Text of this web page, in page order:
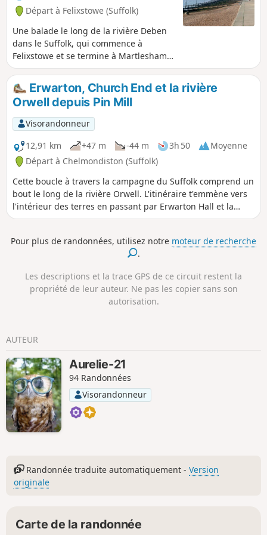
permet de visiter le Ship Inn, une
auberge du XIIIe siècle, avant de
traverser Broke Hall Woods pour
rejoindre le sentier officiel qui mène à
Ipswich.
Départ à Felixstowe (Suffolk)
Une balade le long de la rivière Deben
dans le Suffolk, qui commence à
Felixstowe et se termine à Martlesham.
Une belle balade le long de l'estuaire de
la Deben. Même si certaines parties
sont inaccessibles à cause de brèches
dans les digues, le mélange de chemins
riverains, de chemins de campagne et
de sentiers offre un mélange idéal de
paysages qui fascinera tous les
promeneurs. Le pub May Bush est
l'endroit parfait pour faire une pause et
se rafraîchir, avec son emplacement
imbattable au bord de la rivière.
Erwarton, Church End et la rivière
Orwell depuis Pin Mill
Visorandonneur
12,91 km
+47 m -44 m 3h 50
Moyenne
Départ à Chelmondiston (Suffolk)
Cette boucle à travers la campagne du Suffolk comprend un
bout le long de la rivière Orwell. L'itinéraire t'emmène vers
l'intérieur des terres en passant par Erwarton Hall et la
belle église de Church End jusqu'aux rives de l'Orwell, d'où
ensuite vers le nord le long de l'Orwell en suivant le Stout
Pour plus de randonnées, utilisez notre moteur de recherche
.
Les descriptions et la trace GPS de ce circuit restent la
propriété de leur auteur. Ne pas les copier sans son
autorisation.
AUTEUR
Aurelie-21
94 Randonnées
Visorandonneur
Randonnée traduite automatiquement -Version
originale
Carte de la randonnée